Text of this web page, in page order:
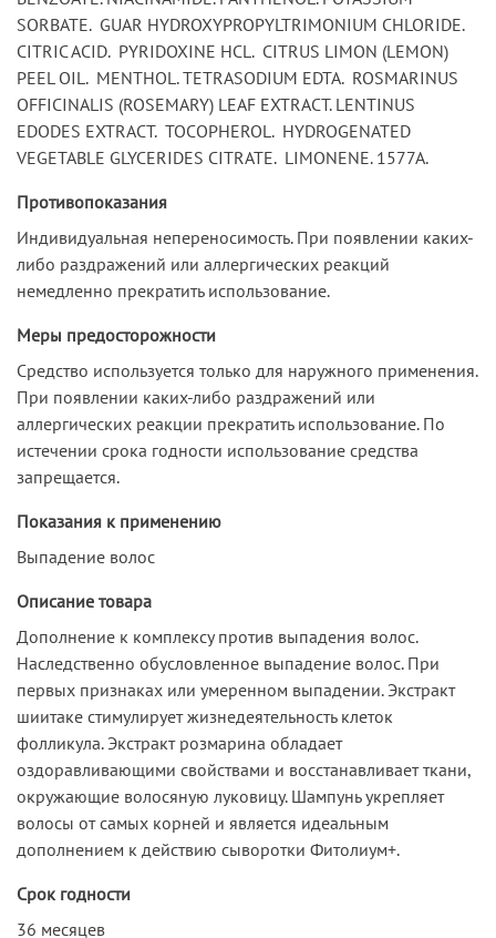
SORBATE. GUAR HYDROXYPROPYLTRIMONIUM CHLORIDE.
CITRIC ACID. PYRIDOXINE HCL. CITRUS LIMON (LEMON)
PEEL OIL. MENTHOL. TETRASODIUM EDTA. ROSMARINUS
OFFICINALIS (ROSEMARY) LEAF EXTRACT. LENTINUS
EDODES EXTRACT. TOCOPHEROL. HYDROGENATED
VEGETABLE GLYCERIDES CITRATE. LIMONENE. 1577A.
Противопоказания
Индивидуальная непереносимость. При появлении каких-
либо раздражений или аллергических реакций
немедленно прекратить использование.
Меры предосторожности
Средство используется только для наружного применения.
При появлении каких-либо раздражений или
аллергических реакции прекратить использование. По
истечении срока годности использование средства
запрещается.
Показания к применению
Выпадение волос
Описание товара
Дополнение к комплексу против выпадения волос.
Наследственно обусловленное выпадение волос. При
первых признаках или умеренном выпадении. Экстракт
шиитаке стимулирует жизнедеятельность клеток
фолликула. Экстракт розмарина обладает
оздоравливающими свойствами и восстанавливает ткани,
окружающие волосяную луковицу. Шампунь укрепляет
волосы от самых корней и является идеальным
дополнением к действию сыворотки Фитолиум+.
Срок годности
36 месяцев